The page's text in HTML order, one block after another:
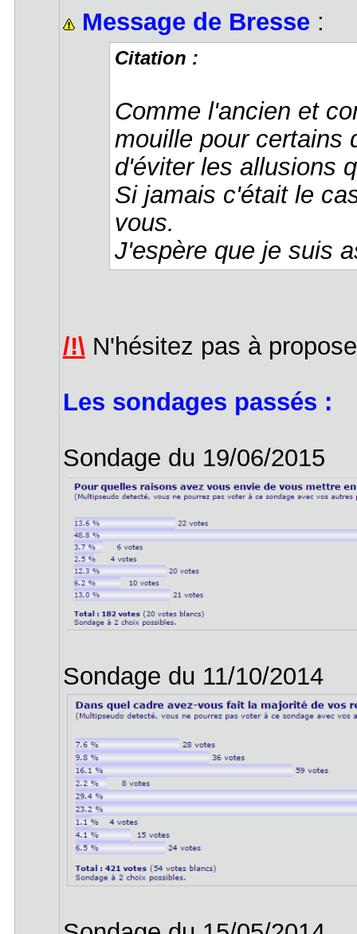
Message de Bresse :
Citation :
Comme l'ancien et
mouille pour certains
d'éviter les allusions
Si jamais c'était le
vous.
J'espère que je suis
/!\ N'hésitez pas à
Les sondages passés :
Sondage du 19/06/2015
Sondage du 11/10/2014